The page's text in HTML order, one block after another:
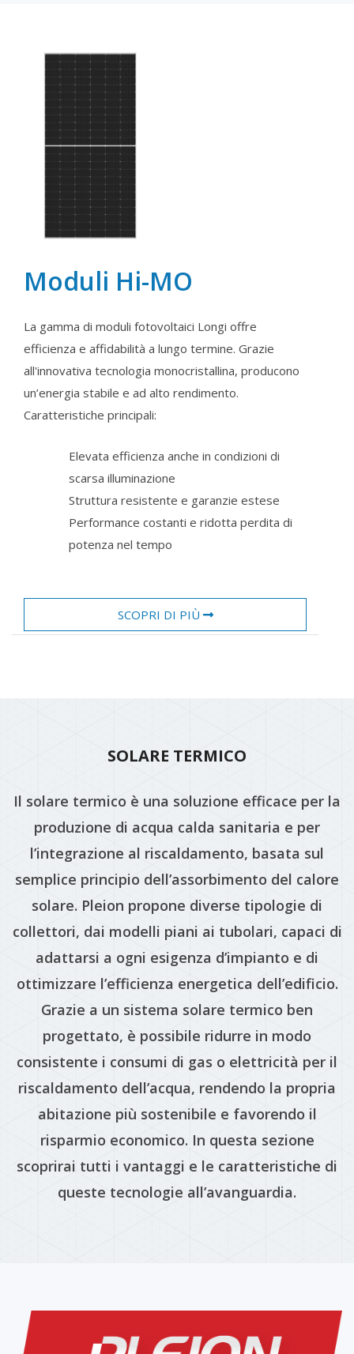
Moduli Hi-MO
La gamma di moduli fotovoltaici Longi offre
efficienza e affidabilità a lungo termine. Grazie
all'innovativa tecnologia monocristallina, producono
un’energia stabile e ad alto rendimento.
Caratteristiche principali:
Elevata efficienza anche in condizioni di
scarsa illuminazione
Struttura resistente e garanzie estese
Performance costanti e ridotta perdita di
potenza nel tempo
SCOPRI DI PIÙ
SOLARE TERMICO
Il solare termico è una soluzione efficace per la
produzione di acqua calda sanitaria e per
l’integrazione al riscaldamento, basata sul
semplice principio dell’assorbimento del calore
solare. Pleion propone diverse tipologie di
collettori, dai modelli piani ai tubolari, capaci di
adattarsi a ogni esigenza d’impianto e di
ottimizzare l’efficienza energetica dell’edificio.
Grazie a un sistema solare termico ben
progettato, è possibile ridurre in modo
consistente i consumi di gas o elettricità per il
riscaldamento dell’acqua, rendendo la propria
abitazione più sostenibile e favorendo il
risparmio economico. In questa sezione
scoprirai tutti i vantaggi e le caratteristiche di
queste tecnologie all’avanguardia.